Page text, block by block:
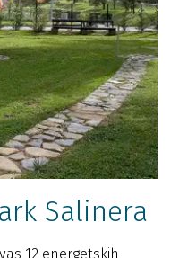
Salinera
12 energetskih